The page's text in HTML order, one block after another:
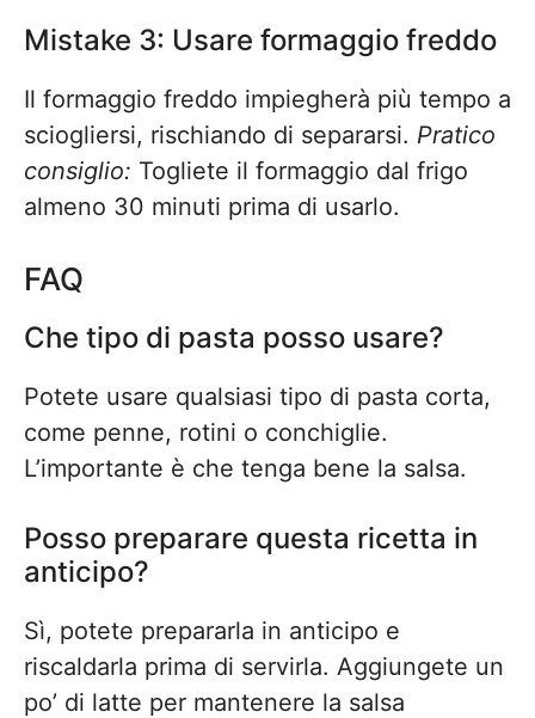
Mistake 3: Usare formaggio freddo
Il formaggio freddo impiegherà più tempo a
sciogliersi, rischiando di separarsi. Pratico
consiglio: Togliete il formaggio dal frigo
almeno 30 minuti prima di usarlo.
FAQ
Che tipo di pasta posso usare?
Potete usare qualsiasi tipo di pasta corta,
come penne, rotini o conchiglie.
L’importante è che tenga bene la salsa.
Posso preparare questa ricetta in
anticipo?
Sì, potete prepararla in anticipo e
riscaldarla prima di servirla. Aggiungete un
po’ di latte per mantenere la salsa